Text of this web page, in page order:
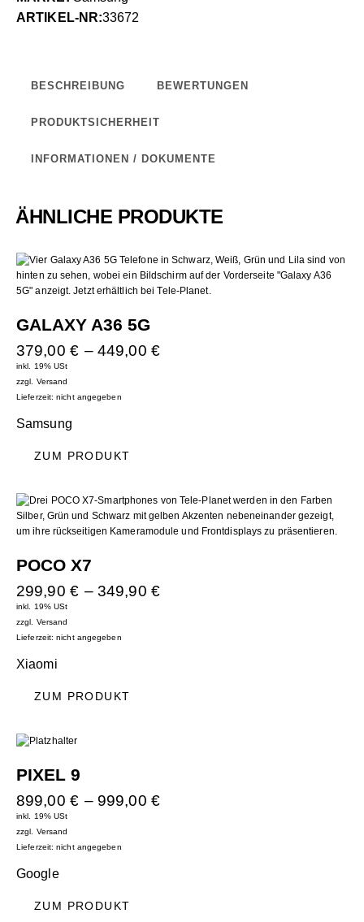
ARTIKEL-NR:33672
BESCHREIBUNG BEWERTUNGEN
PRODUKTSICHERHEIT
INFORMATIONEN / DOKUMENTE
ÄHNLICHE PRODUKTE
GALAXY A36 5G
379,00 € –449,00 €
inkl. 19% USt
zzgl. Versand
Lieferzeit: nicht angegeben
Samsung
ZUM PRODUKT
POCO X7
299,90 € –349,90 €
inkl. 19% USt
zzgl. Versand
Lieferzeit: nicht angegeben
Xiaomi
ZUM PRODUKT
PIXEL 9
899,00 € – 999,00 €
inkl. 19% USt
zzgl. Versand
Lieferzeit: nicht angegeben
Google
ZUM PRODUKT